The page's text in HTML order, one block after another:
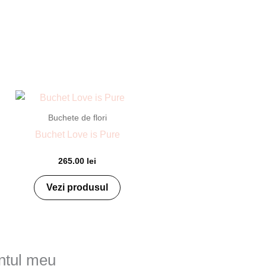
Buchete de flori
Buchet Love is Pure
265.00 lei
Vezi produsul
meu